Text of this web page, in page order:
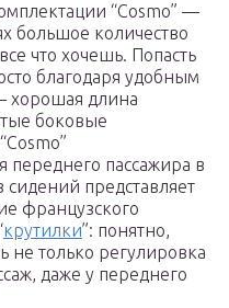
“Cosmo” —
большое количество
что хочешь. Попасть
благодаря удобным
хорошая длина
боковые
переднего пассажира в
представляет
французского
крутилки”: понятно,
не только регулировка
даже у переднего